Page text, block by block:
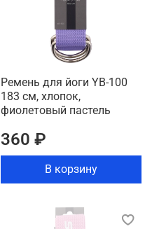
Ремень для йоги YB-100
183 см, хлопок,
фиолетовый пастель
360 ₽
В корзину